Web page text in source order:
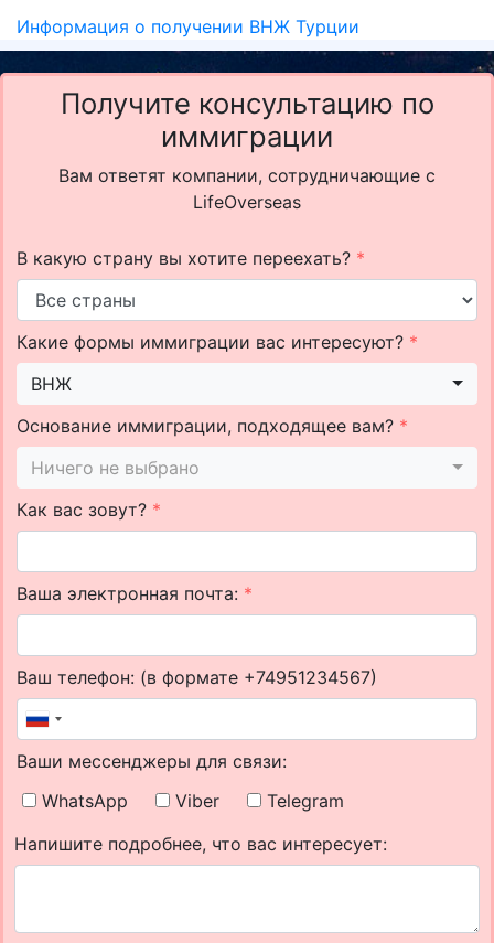
Информация о получении ВНЖ Турции
Получите консультацию по
иммиграции
Вам ответят компании, сотрудничающие с
LifeOverseas
В какую страну вы хотите переехать? *
Какие формы иммиграции вас интересуют? *
ВНЖ
Основание иммиграции, подходящее вам? *
Ничего не выбрано
Как вас зовут? *
Ваша электронная почта: *
Ваш телефон: (в формате +74951234567)
Ваши мессенджеры для связи:
WhatsApp
Viber
Telegram
Напишите подробнее, что вас интересует: